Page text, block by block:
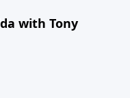
with Tony